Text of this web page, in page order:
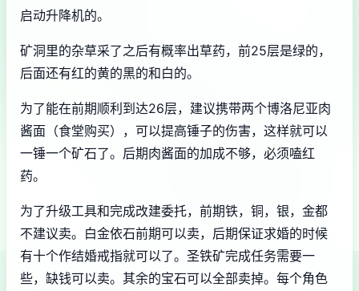
启动升降机的。
矿洞里的杂草采了之后有概率出草药，前25层是绿的，
后面还有红的黄的黑的和白的。
为了能在前期顺利到达26层，建议携带两个博洛尼亚肉
酱面（食堂购买），可以提高锤子的伤害，这样就可以
一锤一个矿石了。后期肉酱面的加成不够，必须嗑红
药。
为了升级工具和完成改建委托，前期铁，铜，银，金都
不建议卖。白金依石前期可以卖，后期保证求婚的时候
有十个作结婚戒指就可以了。圣铁矿完成任务需要一
些，缺钱可以卖。其余的宝石可以全部卖掉。每个角色